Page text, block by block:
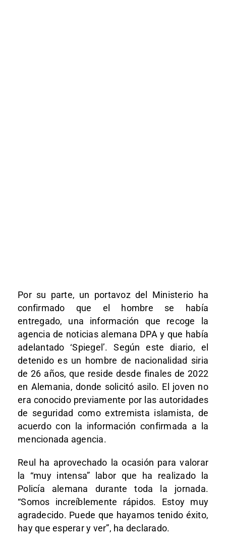
Por su parte, un portavoz del Ministerio ha
confirmado que el hombre se había
entregado, una información que recoge la
agencia de noticias alemana DPA y que había
adelantado ‘Spiegel’. Según este diario, el
detenido es un hombre de nacionalidad siria
de 26 años, que reside desde finales de 2022
en Alemania, donde solicitó asilo. El joven no
era conocido previamente por las autoridades
de seguridad como extremista islamista, de
acuerdo con la información confirmada a la
mencionada agencia.
Reul ha aprovechado la ocasión para valorar
la “muy intensa” labor que ha realizado la
Policía alemana durante toda la jornada.
“Somos increíblemente rápidos. Estoy muy
agradecido. Puede que hayamos tenido éxito,
hay que esperar y ver”, ha declarado.